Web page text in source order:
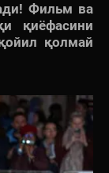
Фильм ва
қиёфасини
қолмай